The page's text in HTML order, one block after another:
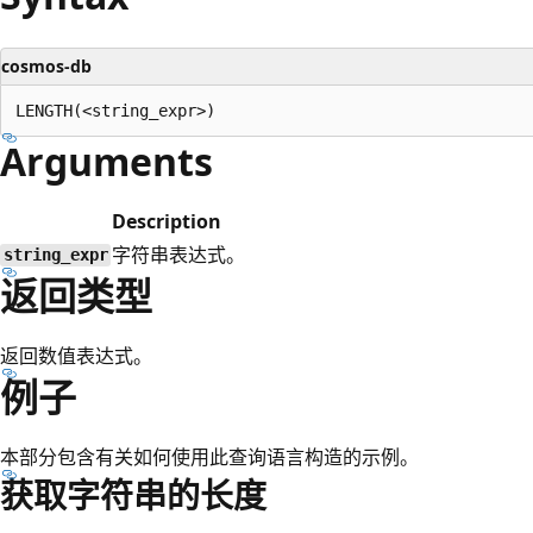
cosmos-db
Arguments
Description
string_expr 字符串表达式。
返回类型
返回数值表达式。
例子
本部分包含有关如何使用此查询语言构造的示例。
获取字符串的长度